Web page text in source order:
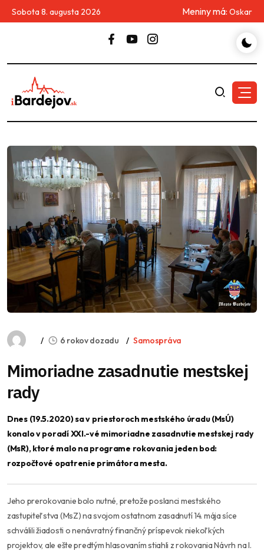
Sobota 8. augusta 2026 Meniny má: Oskar
6 rokov dozadu Samospráva
Mimoriadne zasadnutie mestskej
rady
Dnes (19.5.2020) sa v priestoroch mestského úradu (MsÚ)
konalo v poradí XXI.-vé mimoriadne zasadnutie mestskej rady
(MsR), ktoré malo na programe rokovania jeden bod:
rozpočtové opatrenie primátora mesta.
Jeho prerokovanie bolo nutné, pretože poslanci mestského
zastupiteľstva (MsZ) na svojom ostatnom zasadnutí 14. mája síce
schválili žiadosti o nenávratný finančný príspevok niekoľkých
projektov, ale ešte predtým hlasovaním stiahli z rokovania Návrh na I.